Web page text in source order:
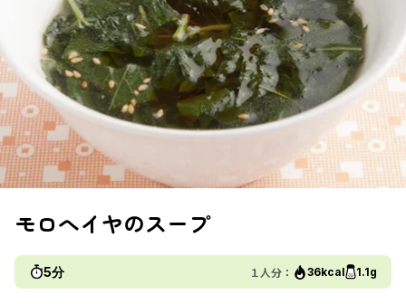
モロへイヤのスープ
5分 １人分： 36kcal 1.1g